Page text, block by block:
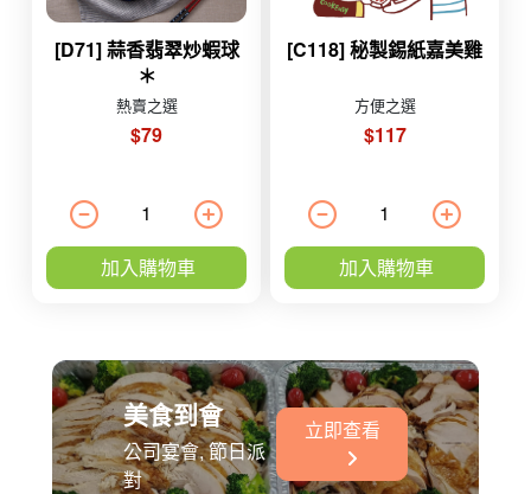
[D71] 蒜香翡翠炒蝦球
＊
熱賣之選
$79
加入購物車
[C118] 秘製錫紙嘉美雞
方便之選
$117
加入購物車
美食到會
公司宴會, 節日派
對
立即查看